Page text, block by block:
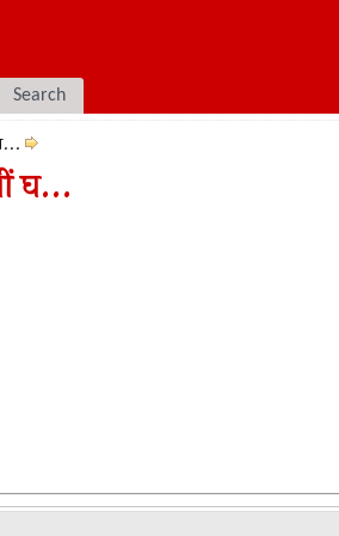
Search
घ...